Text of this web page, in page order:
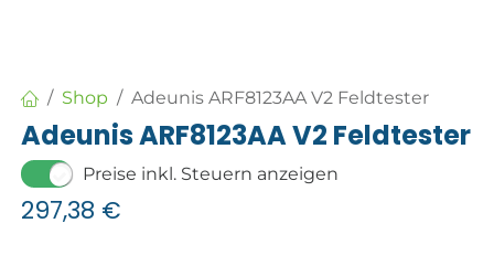
Shop Adeunis ARF8123AA V2 Feldtester
Adeunis ARF8123AA V2 Feldtester
Preise inkl. Steuern anzeigen
297,38 €